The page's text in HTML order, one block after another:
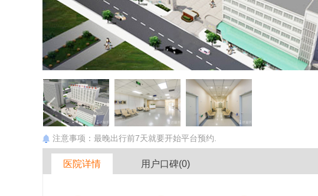
注意事项：最晚出行前7天就要开始平台预约.
医院详情 用户口碑(0)